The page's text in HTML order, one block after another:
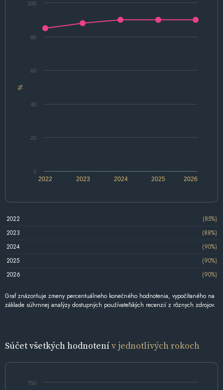
%
2022 2024 2026
2023 2025
0
20
40
60
80
100
2022
(85%)
2023
(88%)
2024
(90%)
2025
(90%)
2026
(90%)
Graf znázorňuje zmeny percentuálneho konečného hodnotenia, vypočítaného na
základe súhrnnej analýzy dostupných používateľských recenzií z rôznych zdrojov.
Súčet všetkých hodnotenív jednotlivých rokoch
750